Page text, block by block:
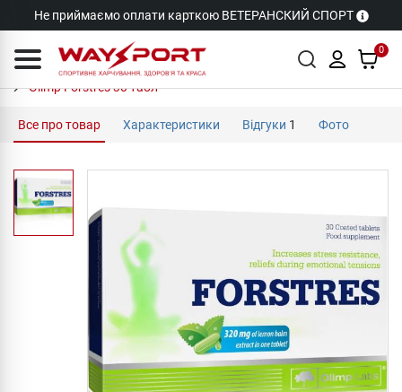
Не приймаємо оплати карткою ВЕТЕРАНСКИЙ СПОРТ
0
Olimp Forstres 30 табл
Все про товар Характеристики Відгуки 1 Фото